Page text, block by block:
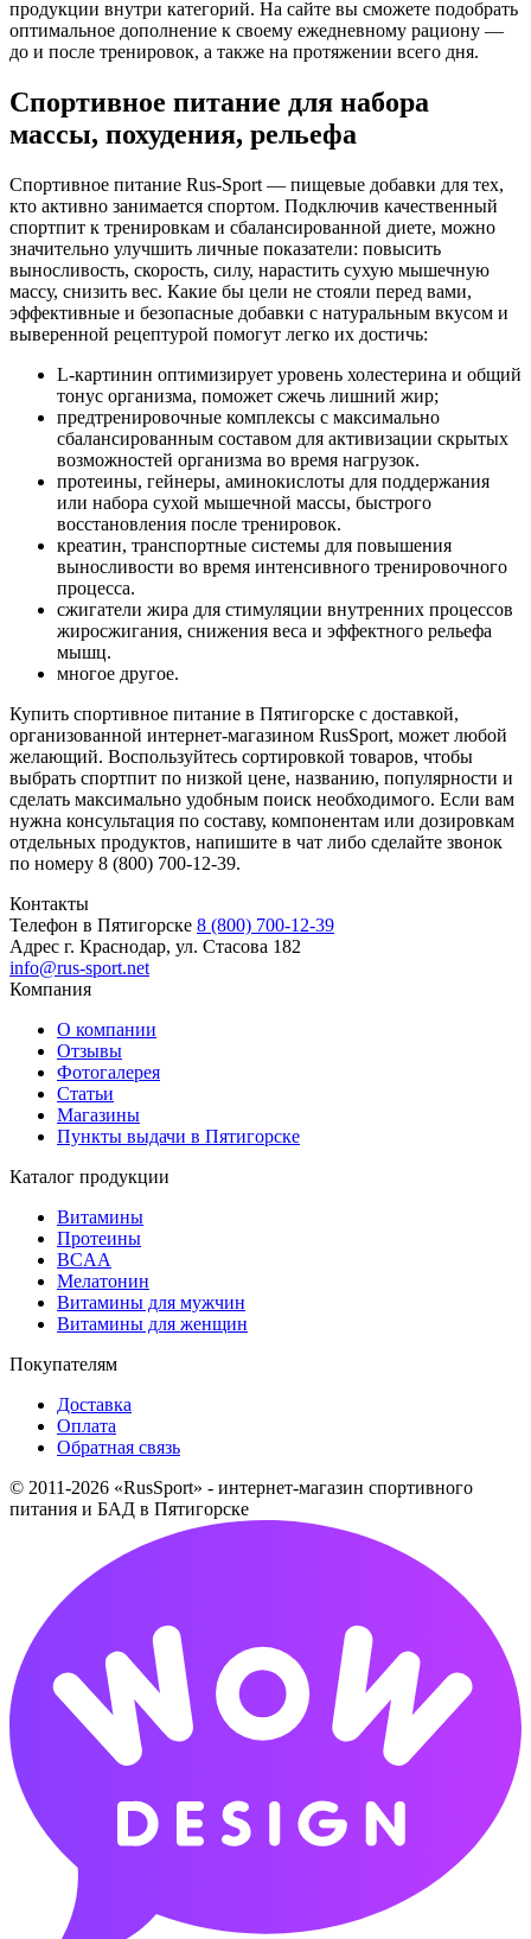
продукции внутри категорий. На сайте вы сможете подобрать
оптимальное дополнение к своему ежедневному рациону —
до и после тренировок, а также на протяжении всего дня.
Спортивное питание для набора
массы, похудения, рельефа
Спортивное питание Rus-Sport — пищевые добавки для тех,
кто активно занимается спортом. Подключив качественный
спортпит к тренировкам и сбалансированной диете, можно
значительно улучшить личные показатели: повысить
выносливость, скорость, силу, нарастить сухую мышечную
массу, снизить вес. Какие бы цели не стояли перед вами,
эффективные и безопасные добавки с натуральным вкусом и
выверенной рецептурой помогут легко их достичь:
L-картинин оптимизирует уровень холестерина и общий
тонус организма, поможет сжечь лишний жир;
предтренировочные комплексы с максимально
сбалансированным составом для активизации скрытых
возможностей организма во время нагрузок.
протеины, гейнеры, аминокислоты для поддержания
или набора сухой мышечной массы, быстрого
восстановления после тренировок.
креатин, транспортные системы для повышения
выносливости во время интенсивного тренировочного
процесса.
сжигатели жира для стимуляции внутренних процессов
жиросжигания, снижения веса и эффектного рельефа
мышц.
многое другое.
Купить спортивное питание в Пятигорске с доставкой,
организованной интернет-магазином RusSport, может любой
желающий. Воспользуйтесь сортировкой товаров, чтобы
выбрать спортпит по низкой цене, названию, популярности и
сделать максимально удобным поиск необходимого. Если вам
нужна консультация по составу, компонентам или дозировкам
отдельных продуктов, напишите в чат либо сделайте звонок
по номеру 8 (800) 700-12-39.
Контакты
Телефон в Пятигорске 8 (800) 700-12-39
Адрес г. Краснодар, ул. Стасова 182
info@rus-sport.net
Компания
О компании
Отзывы
Фотогалерея
Статьи
Магазины
Пункты выдачи в Пятигорске
Каталог продукции
Витамины
Протеины
BCAA
Мелатонин
Витамины для мужчин
Витамины для женщин
Покупателям
Доставка
Оплата
Обратная связь
© 2011-2026 «RusSport» - интернет-магазин спортивного
питания и БАД в Пятигорске